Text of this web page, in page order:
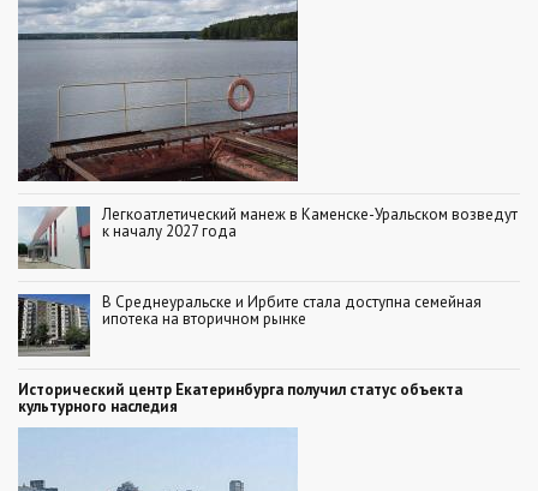
Легкоатлетический манеж в Каменске-Уральском возведут
к началу 2027 года
В Среднеуральске и Ирбите стала доступна семейная
ипотека на вторичном рынке
Исторический центр Екатеринбурга получил статус объекта
культурного наследия